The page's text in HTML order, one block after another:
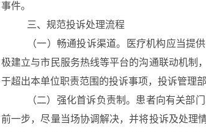
事件。
三、规范投诉处理流程
（一）畅通投诉渠道。医疗机构应当提
极建立与市民服务热线等平台的沟通联动机制
于超出本单位职责范围的投诉事项，投诉管理
（二）强化首诉负责制。患者向有关部
前一步，尽量当场协调解决，并将投诉及处理